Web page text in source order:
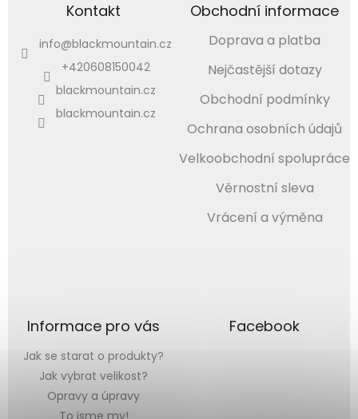
Kontakt
info@blackmountain.cz
+420608150042
blackmountain.cz
blackmountain.cz
Obchodní informace
Doprava a platba
Nejčastější dotazy
Obchodní podmínky
Ochrana osobních údajů
Velkoobchodní spolupráce
Věrnostní sleva
Vrácení a výměna
Informace pro vás
Jak se starat o produkty?
Jak vybrat velikost?
Opravy a úpravy
Facebook